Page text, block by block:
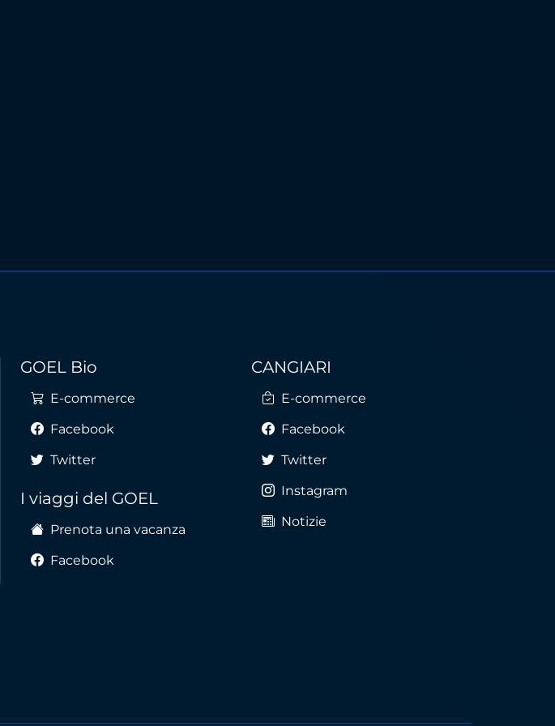
GOEL Bio
E-commerce
Facebook
Twitter
I viaggi del GOEL
Prenota una vacanza
Facebook
CANGIARI
E-commerce
Facebook
Twitter
Instagram
Notizie